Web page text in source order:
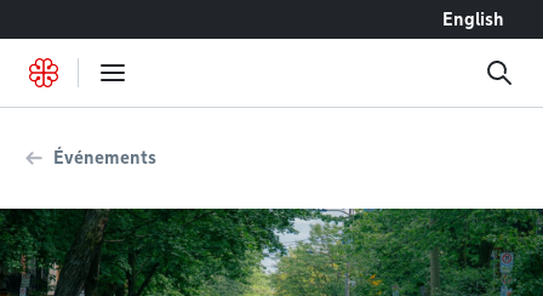
English
Événements